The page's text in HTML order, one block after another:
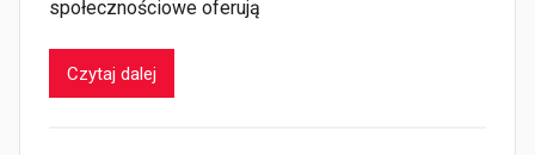
społecznościowe oferują
Czytaj dalej